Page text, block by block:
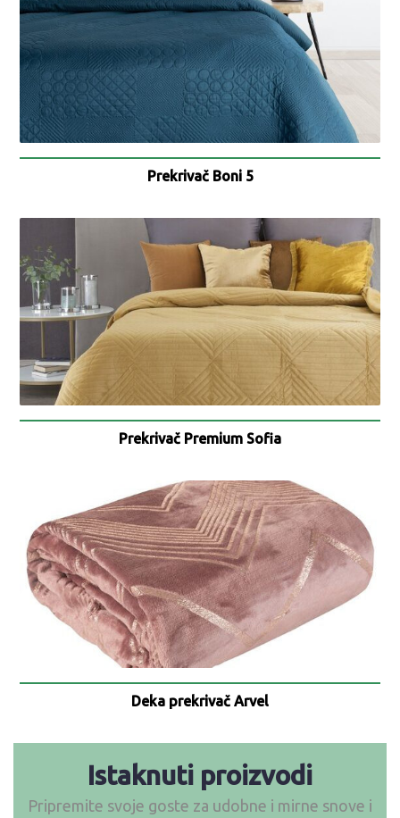
Prekrivač Boni 5
Prekrivač Premium Sofia
Deka prekrivač Arvel
Istaknuti proizvodi
Pripremite svoje goste za udobne i mirne snove i